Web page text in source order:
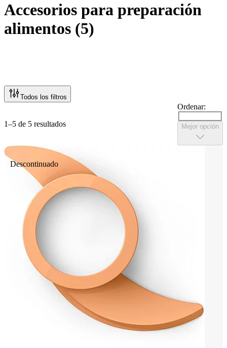
Accesorios para preparación
alimentos (5)
Todos los filtros
1–5 de 5 resultados
Ordenar:
Mejor opción
Descontinuado